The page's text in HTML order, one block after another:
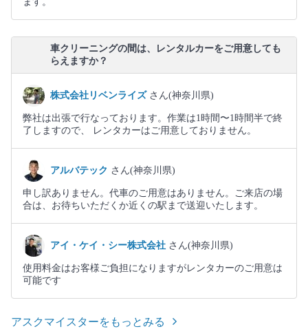
車クリーニングの間は、レンタルカーをご用意しても
らえますか？
株式会社リベンライズ さん(神奈川県)
弊社は出張で行なっております。作業は1時間〜1時間半で終
了しますので、 レンタカーはご用意しておりません。
アルバテック さん(神奈川県)
申し訳ありません。代車のご用意はありません。ご来店の場
合は、お待ちいただくか近くの駅まで送迎いたします。
アイ・ケイ・シー株式会社 さん(神奈川県)
使用料金はお客様ご負担になりますがレンタカーのご用意は
可能です
アスクマイスターをもっとみる